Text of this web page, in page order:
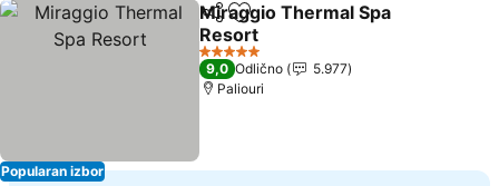
Popularan izbor
Deli Dodati u favorite
Miraggio Thermal Spa
Resort
Pogledaj cene
5 Zvezdice
9,0 Odlično
5.977
Paliouri